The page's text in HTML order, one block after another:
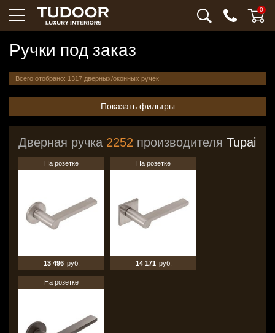
0
Ручки под заказ
Всего отобрано: 1317 дверных/оконных ручек.
Показать фильтры
Дверная ручка 2252 производителя Tupai
На розетке
13 496 руб.
На розетке
14 171 руб.
На розетке